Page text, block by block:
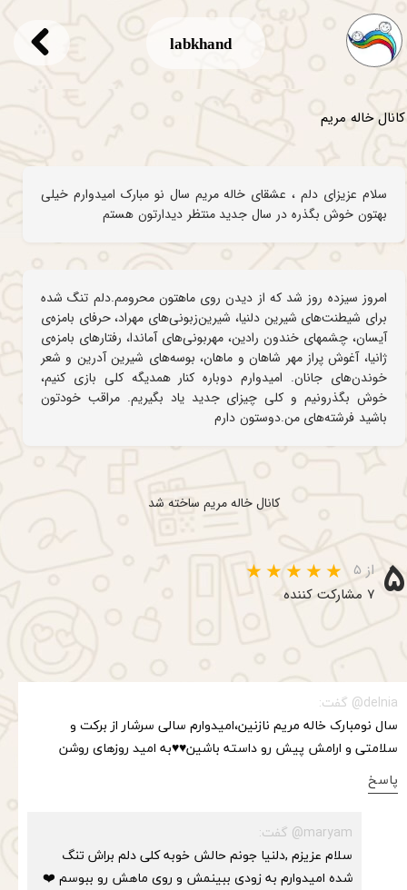
labkhand
کانال خاله مریم
سلام عزیزای دلم ، عشقای خاله مریم سال نو مبارک امیدوارم خیلی
بهتون خوش بگذره در سال جدید منتظر دیدارتون هستم
امروز سیزده روز شد که از دیدن روی ماهتون محرومم.دلم تنگ شده
برای شیطنت‌های شیرین دلنیا، شیرین‌زبونی‌های مهراد، حرفای بامزه‌ی
آیسان، چشمهای خندون رادین، مهربونی‌های آماندا، رفتارهای بامزه‌ی
ژانیا، آغوش پراز مهر شاهان و ماهان، بوسه‌های شیرین آدرین و شعر
خوندن‌های جانان. امیدوارم دوباره کنار همدیگه کلی بازی کنیم،
خوش بگذرونیم و کلی چیزای جدید یاد بگیریم. مراقب خودتون
باشید فرشته‌های من.دوستون دارم
کانال خاله مریم ساخته شد
۵ از ۵
★
۷ مشارکت کننده
delnia@ گفت:
سال نو‌مبارک خاله مریم نازنین،امیدوارم سالی سرشار از برکت و
سلامتی و ارامش پیش رو داسته باشین♥️♥️به امید روزهای روشن
پاسخ
maryam@ گفت:
سلام عزیزم ,دلنیا جونم حالش خوبه کلی دلم براش تنگ
شده امیدوارم به زودی ببینمش و روی ماهش رو ببوسم ❤️